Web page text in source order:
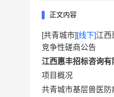
正文内容
[共青城市] [线下]江西
竞争性磋商公告
江西惠丰招标咨询
项目概况
共青城市基层兽医